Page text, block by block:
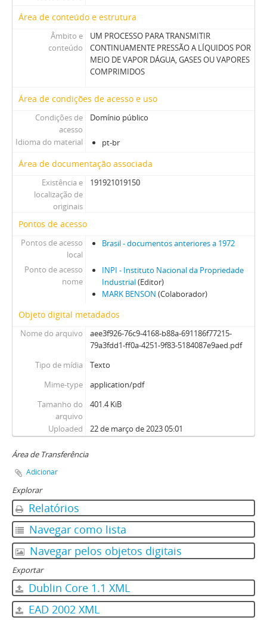
Área de conteúdo e estrutura
Âmbito e
conteúdo
UM PROCESSO PARA TRANSMITIR
CONTINUAMENTE PRESSÃO A LÍQUIDOS POR
MEIO DE VAPOR DÁGUA, GASES OU VAPORES
COMPRIMIDOS
Área de condições de acesso e uso
Condições de
acesso
Domínio público
Idioma do material pt-br
Área de documentação associada
Existência e
localização de
originais
191921019150
Pontos de acesso
Pontos de acesso
local
Brasil - documentos anteriores a 1972
Ponto de acesso
nome
INPI - Instituto Nacional da Propriedade
Industrial(Editor)
MARK BENSON (Colaborador)
Objeto digital metadados
Nome do arquivo
aee3f926-76c9-4168-b88a-691186f77215-
79a3fdd1-ff0a-4251-9f83-5184087e9aed.pdf
Tipo de mídia
Texto
Mime-type
application/pdf
Tamanho do
arquivo
401.4 KiB
Uploaded 22 de março de 2023 05:01
Área de Transferência
Adicionar
Explorar
Relatórios
Navegar como lista
Navegar pelos objetos digitais
Exportar
Dublin Core 1.1 XML
EAD 2002 XML